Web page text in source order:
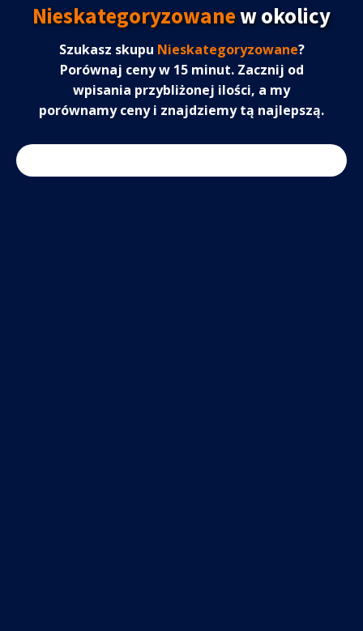
Nieskategoryzowanew okolicy
Szukasz skupu Nieskategoryzowane?
Porównaj ceny w 15 minut. Zacznij od
wpisania przybliżonej ilości, a my
porównamy ceny i znajdziemy tą najlepszą.